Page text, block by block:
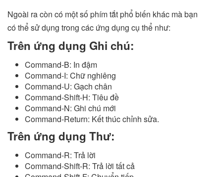
Ngoài ra còn có một số phím tắt phổ biến khác mà bạn
có thể sử dụng trong các ứng dụng cụ thể như:
Trên ứng dụng Ghi chú:
Command-B: In đậm
Command-I: Chữ nghiêng
Command-U: Gạch chân
Command-Shift-H: Tiêu đề
Command-N: Ghi chú mới
Command-Return: Kết thúc chỉnh sửa.
Trên ứng dụng Thư:
Command-R: Trả lời
Command-Shift-R: Trả lời tất cả